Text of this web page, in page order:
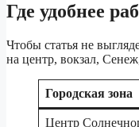
Где удобнее
Чтобы статья не
на центр, вокзал,
Городская зона
Центр